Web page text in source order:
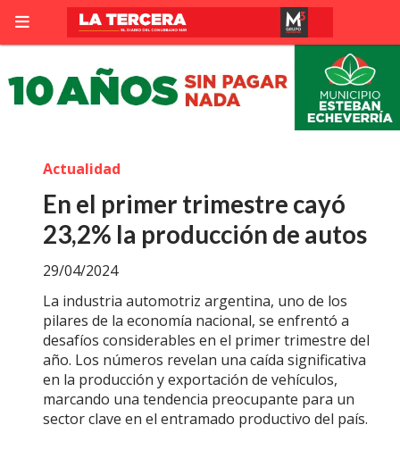
En el primer trimestre cayó
23,2% la producción de autos
La industria automotriz argentina, uno de los
pilares de la economía nacional, se enfrentó a
desafíos considerables en el primer trimestre del
año. Los números revelan una caída significativa
en la producción y exportación de vehículos,
marcando una tendencia preocupante para un
sector clave en el entramado productivo del país.
Actualidad
29/04/2024